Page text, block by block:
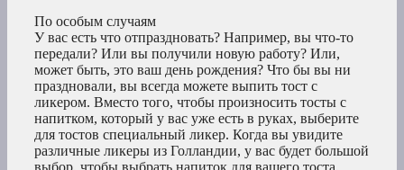
По особым случаям
У вас есть что отпраздновать? Например, вы что-то
передали? Или вы получили новую работу? Или,
может быть, это ваш день рождения? Что бы вы ни
праздновали, вы всегда можете выпить тост с
ликером. Вместо того, чтобы произносить тосты с
напитком, который у вас уже есть в руках, выберите
для тостов специальный ликер. Когда вы увидите
различные ликеры из Голландии, у вас будет большой